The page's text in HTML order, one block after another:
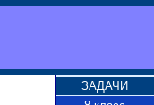
ЗАДАЧИ